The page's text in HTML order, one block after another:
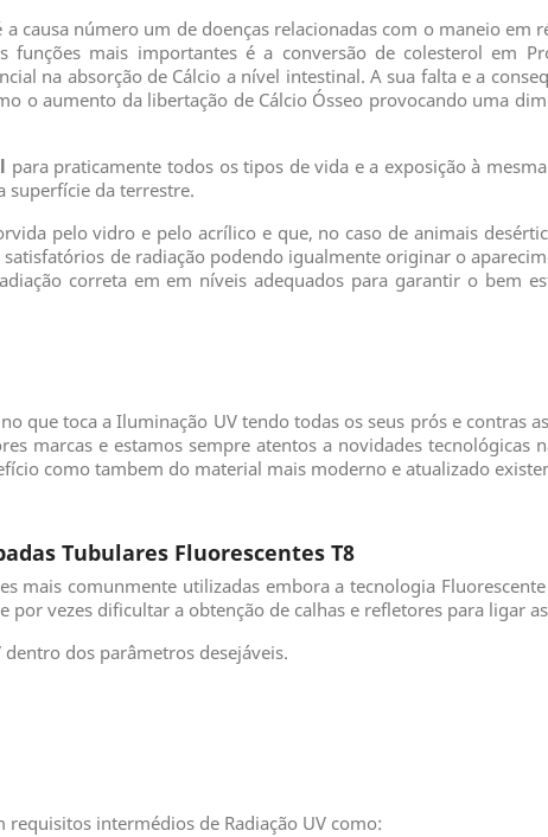
causa número um de doenças relacionadas com o maneio em
funções mais importantes é a conversão de colesterol em
na absorção de Cálcio a nível intestinal. A sua falta e a
o aumento da libertação de Cálcio Ósseo provocando uma
para praticamente todos os tipos de vida e a exposição à
superfície da terrestre.
pelo vidro e pelo acrílico e que, no caso de animais
de radiação podendo igualmente originar o
correta em em níveis adequados para garantir o bem
que toca a Iluminação UV tendo todas os seus prós e contras
marcas e estamos sempre atentos a novidades tecnológicas
como tambem do material mais moderno e atualizado
Tubulares Fluorescentes T8
mais comunmente utilizadas embora a tecnologia
vezes dificultar a obtenção de calhas e refletores para ligar
dos parâmetros desejáveis.
intermédios de Radiação UV como: